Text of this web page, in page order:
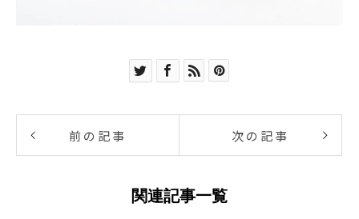
前の記事 次の記事
関連記事一覧